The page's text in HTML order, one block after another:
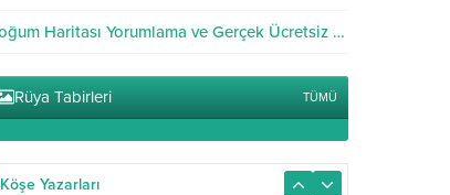
Doğum Haritası Yorumlama ve Gerçek Ücretsiz Hesaplama
Rüya Tabirleri TÜMÜ
Köşe Yazarları